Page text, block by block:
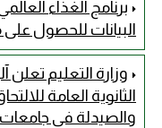
البيانات للحصول
وزارة التعليم تعلن
الثانوية العامة
والصيدلة في